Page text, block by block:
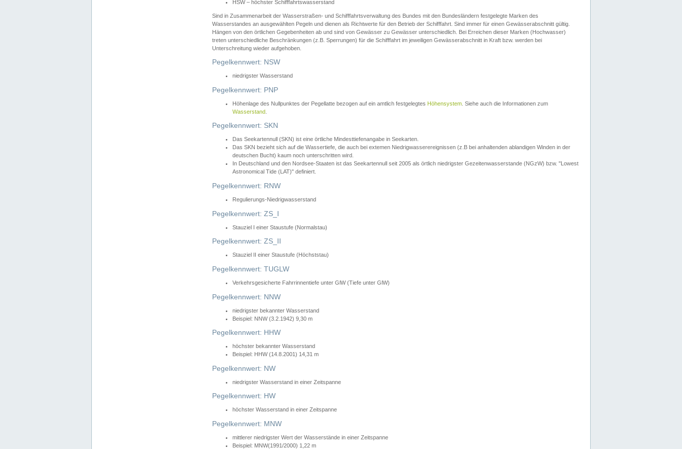
HSW – höchster Schifffahrtswasserstand
Sind in Zusammenarbeit der Wasserstraßen- und Schifffahrtsverwaltung des Bundes mit den Bundesländern festgelegte Marken des
Wasserstandes an ausgewählten Pegeln und dienen als Richtwerte für den Betrieb der Schifffahrt. Sind immer für einen Gewässerabschnitt gültig.
Hängen von den örtlichen Gegebenheiten ab und sind von Gewässer zu Gewässer unterschiedlich. Bei Erreichen dieser Marken (Hochwasser)
treten unterschiedliche Beschränkungen (z.B. Sperrungen) für die Schifffahrt im jeweiligen Gewässerabschnitt in Kraft bzw. werden bei
Unterschreitung wieder aufgehoben.
Pegelkennwert: NSW
niedrigster Wasserstand
Pegelkennwert: PNP
Höhenlage des Nullpunktes der Pegellatte bezogen auf ein amtlich festgelegtes Höhensystem . Siehe auch die Informationen zum
Wasserstand
Pegelkennwert: SKN
Das Seekartennull (SKN) ist eine örtliche Mindesttiefenangabe in Seekarten.
Das SKN bezieht sich auf die Wassertiefe, die auch bei extemen Niedrigwasserereignissen (z.B bei anhaltenden ablandigen Winden in der
deutschen Bucht) kaum noch unterschritten wird.
In Deutschland und den Nordsee-Staaten ist das Seekartennull seit 2005 als örtlich niedrigster Gezeitenwasserstande (NGzW) bzw. "Lowest
Astronomical Tide (LAT)" definiert.
Pegelkennwert: RNW
Regulierungs-Niedrigwasserstand
Pegelkennwert: ZS_I
Stauziel I einer Staustufe (Normalstau)
Pegelkennwert: ZS_II
Stauziel II einer Staustufe (Höchststau)
Pegelkennwert: TUGLW
Verkehrsgesicherte Fahrrinnentiefe unter GlW (Tiefe unter GlW)
Pegelkennwert: NNW
niedrigster bekannter Wasserstand
Beispiel: NNW (3.2.1942) 9,30 m
Pegelkennwert: HHW
höchster bekannter Wasserstand
Beispiel: HHW (14.8.2001) 14,31 m
Pegelkennwert: NW
niedrigster Wasserstand in einer Zeitspanne
Pegelkennwert: HW
höchster Wasserstand in einer Zeitspanne
Pegelkennwert: MNW
mittlerer niedrigster Wert der Wasserstände in einer Zeitspanne
Beispiel: MNW(1991/2000) 1,22 m